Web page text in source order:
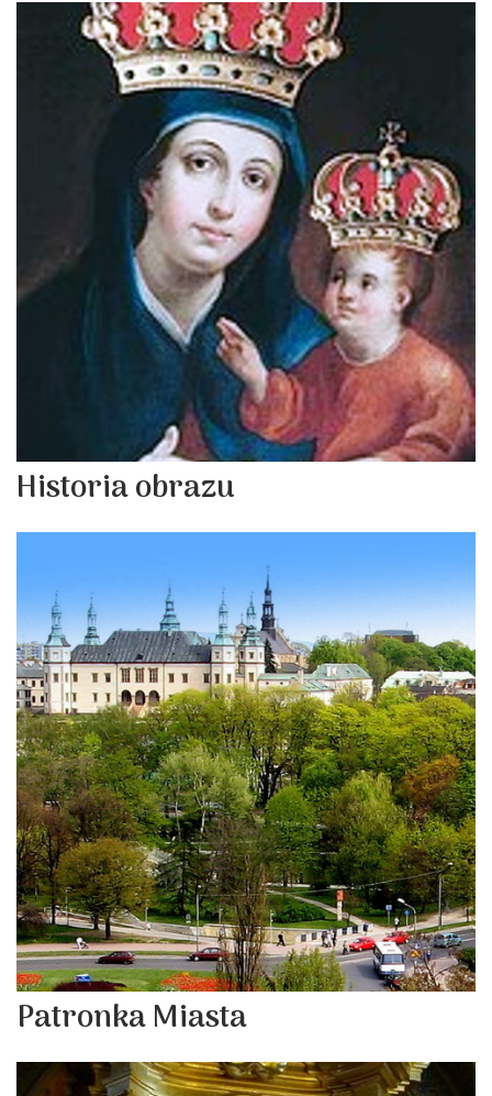
Historia obrazu
Patronka Miasta